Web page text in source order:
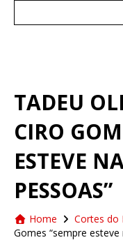
TADEU
CIRO
ESTEVE
PESSOAS”
Home Cortes do
Gomes “sempre